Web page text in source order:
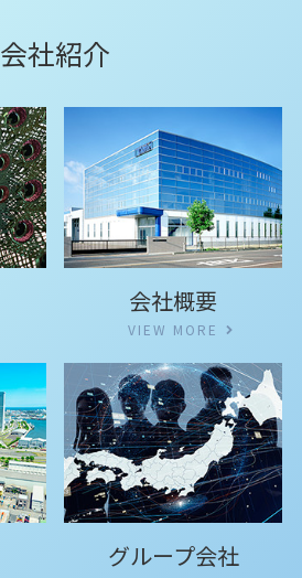
会社紹介
会社概要
VIEW MORE
グループ会社